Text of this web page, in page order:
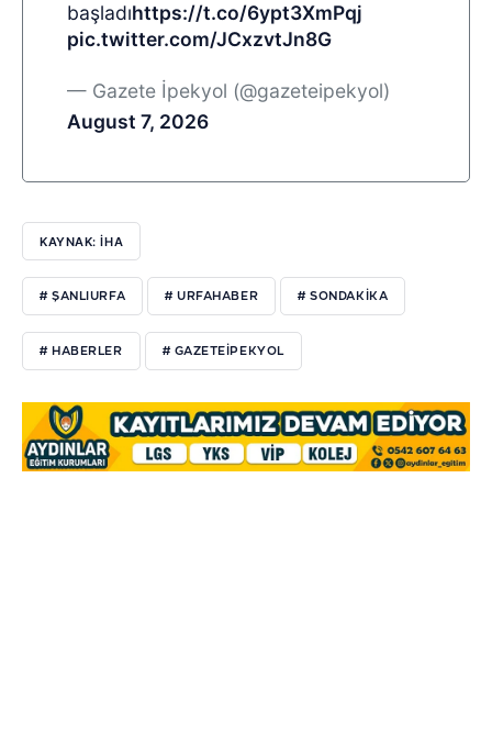
başladıhttps://t.co/6ypt3XmPqj
pic.twitter.com/JCxzvtJn8G
— Gazete İpekyol (@gazeteipekyol)
August 7, 2026
KAYNAK: İHA
# ŞANLIURFA # URFAHABER # SONDAKIKA
# HABERLER # GAZETEIPEKYOL